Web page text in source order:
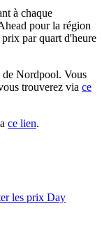
à chaque
pour la région
par quart d'heure
de Nordpool. Vous
trouverez via ce
ce lien.
les prix Day